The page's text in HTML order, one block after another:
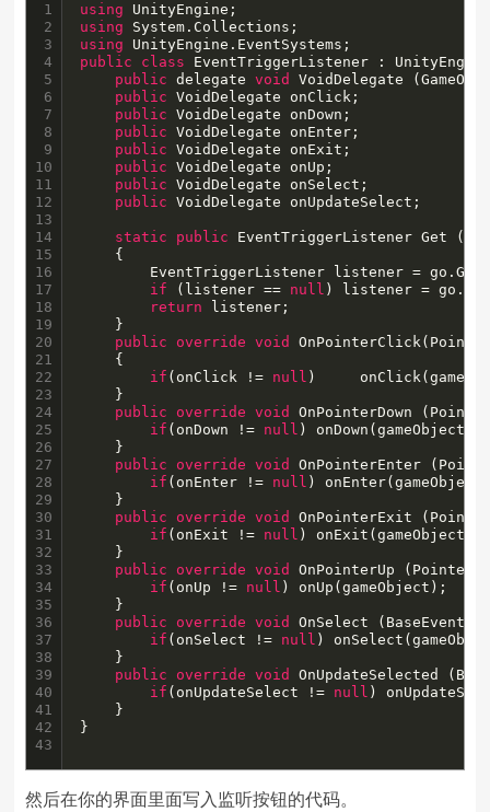
1
2
3
4
5
6
7
8
9
10
11
12
13
14
15
16
17
18
19
20
21
22
23
24
25
26
27
28
29
30
31
32
33
34
35
36
37
38
39
40
41
42
43
using
using
using
public
class EventTriggerListener :
public delegate void
VoidDelegate
public VoidDelegate onClick;
public VoidDelegate onDown;
public VoidDelegate onEnter;
public VoidDelegate onExit;
public VoidDelegate onUp;
public VoidDelegate onSelect;
public VoidDelegate onUpdateSelect;
static public EventTriggerListener Get
if (listener == null ) listener =
return listener;
public
override void
if (onClick != null ) 	onClick(gameObject);
public
override void
OnPointerDown
if (onDown != null ) onDown(gameObject);
public
override void
OnPointerEnter
if (onEnter != null )
public
override void
OnPointerExit
if (onExit != null ) onExit(gameObject);
public
override void
OnPointerUp
if (onUp != null ) onUp(gameObject);
public
override void
OnSelect
if (onSelect != null )
public
override void
OnUpdateSelected
if (onUpdateSelect != null )
然后在你的界面里面写入监听按钮的代码。